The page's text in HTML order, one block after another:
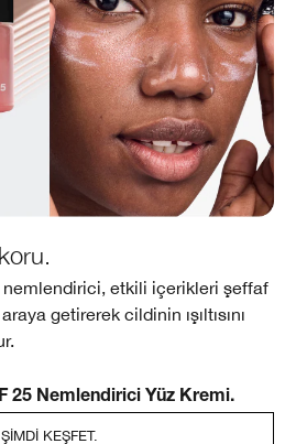
etkili içerikleri şeffaf
getirerek cildinin ışıltısını
25 Nemlendirici Yüz Kremi.
ŞIMDI KEŞFET.